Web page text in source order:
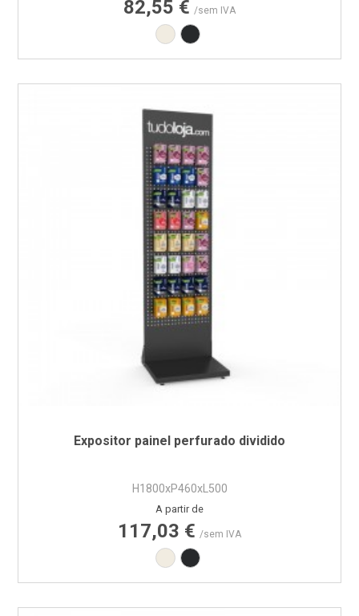
82,55 € /sem IVA
Branco RAL9010
Preto RAL9005
Expositor painel perfurado dividido
H1800xP460xL500
Preço
A partir de
117,03 € /sem IVA
Branco RAL9010
Preto RAL9005